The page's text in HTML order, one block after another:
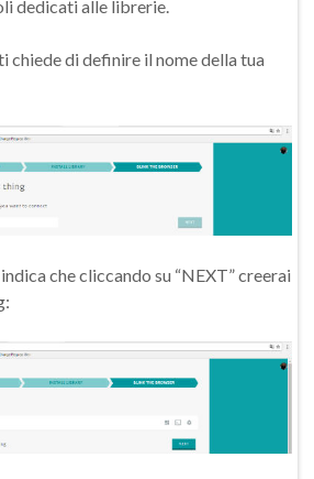
dedicati alle librerie.
chiede di definire il nome della tua
che cliccando su “NEXT” creerai